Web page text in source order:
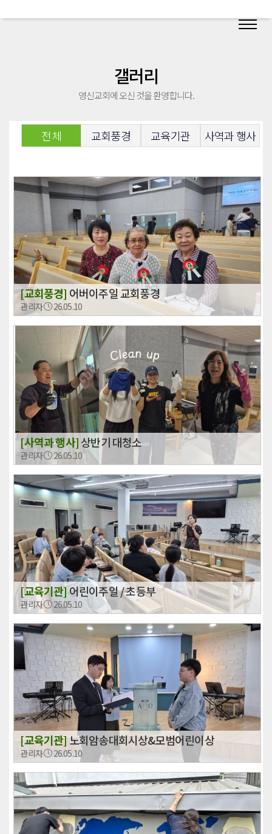
갤러리
영신교회에 오신 것을 환영합니다.
전체 교회풍경 교육기관 사역과 행사
[교회풍경] 어버이주일 교회풍경
관리자 26.05.10
[사역과 행사]상반기 대청소
관리자 26.05.10
[교육기관]어린이주일 / 초등부
관리자 26.05.10
[교육기관] 노회암송대회시상&모범어린이상
관리자 26.05.10